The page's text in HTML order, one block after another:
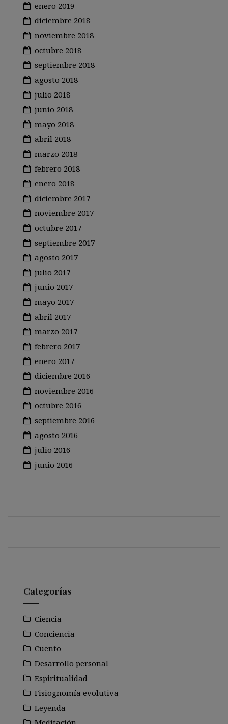
enero 2019
diciembre 2018
noviembre 2018
octubre 2018
septiembre 2018
agosto 2018
julio 2018
junio 2018
mayo 2018
abril 2018
marzo 2018
febrero 2018
enero 2018
diciembre 2017
noviembre 2017
octubre 2017
septiembre 2017
agosto 2017
julio 2017
junio 2017
mayo 2017
abril 2017
marzo 2017
febrero 2017
enero 2017
diciembre 2016
noviembre 2016
octubre 2016
septiembre 2016
agosto 2016
julio 2016
junio 2016
Categorías
Ciencia
Conciencia
Cuento
Desarrollo personal
Espiritualidad
Fisiognomía evolutiva
Leyenda